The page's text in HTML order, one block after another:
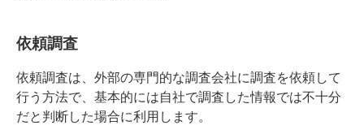
依頼調査
依頼調査は、外部の専門的な調査会社に調査を依頼して
行う方法で、基本的には自社で調査した情報では不十分
だと判断した場合に利用します。